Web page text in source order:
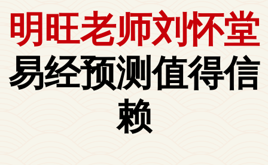
明旺老师刘怀堂
易经预测值得信
赖